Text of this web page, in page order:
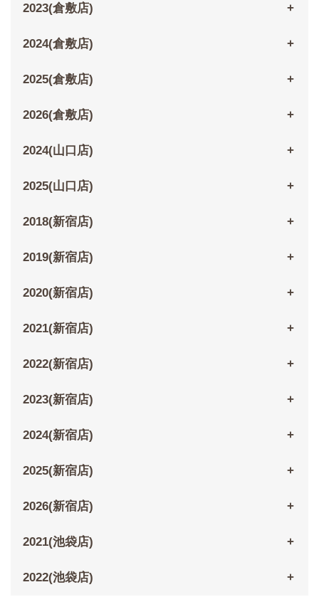
2023(倉敷店)
2024(倉敷店)
2025(倉敷店)
2026(倉敷店)
2024(山口店)
2025(山口店)
2018(新宿店)
2019(新宿店)
2020(新宿店)
2021(新宿店)
2022(新宿店)
2023(新宿店)
2024(新宿店)
2025(新宿店)
2026(新宿店)
2021(池袋店)
2022(池袋店)